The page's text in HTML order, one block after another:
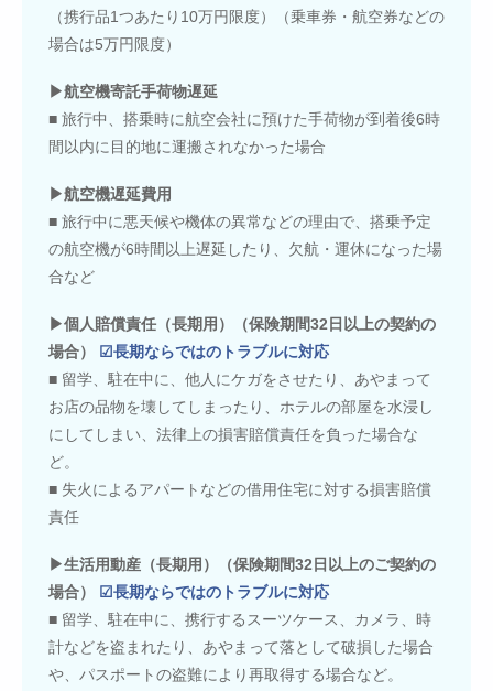
（携行品1つあたり10万円限度）（乗車券・航空券などの
場合は5万円限度）
▶航空機寄託手荷物遅延
■ 旅行中、搭乗時に航空会社に預けた手荷物が到着後6時
間以内に目的地に運搬されなかった場合
▶航空機遅延費用
■ 旅行中に悪天候や機体の異常などの理由で、搭乗予定
の航空機が6時間以上遅延したり、欠航・運休になった場
合など
▶個人賠償責任（長期用）（保険期間32日以上の契約の
場合）
☑長期ならではのトラブルに対応
■ 留学、駐在中に、他人にケガをさせたり、あやまって
お店の品物を壊してしまったり、ホテルの部屋を水浸し
にしてしまい、法律上の損害賠償責任を負った場合な
ど。
■ 失火によるアパートなどの借用住宅に対する損害賠償
責任
▶生活用動産（長期用）（保険期間32日以上のご契約の
場合）
☑長期ならではのトラブルに対応
■ 留学、駐在中に、携行するスーツケース、カメラ、時
計などを盗まれたり、あやまって落として破損した場合
や、パスポートの盗難により再取得する場合など。